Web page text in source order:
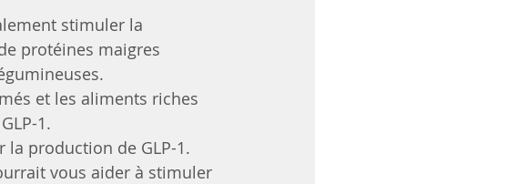
stimuler la
protéines maigres
et les aliments riches
1.
la production de GLP-1.
vous aider à stimuler